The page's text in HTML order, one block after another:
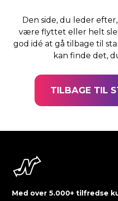
Den side, du leder
være flyttet eller helt
god idé at gå tilbage til
kan finde det,
TILBAGE TIL
Med over 5.000+ tilfredse